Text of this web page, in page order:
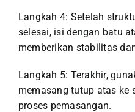
Langkah 4: Setelah
selesai, isi dengan batu
memberikan stabilitas
Langkah 5: Terakhir,
memasang tutup atas ke
proses pemasangan.